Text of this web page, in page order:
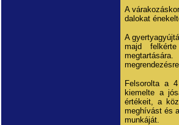
A
dalokat
A
majd
megtartására.
Felsorolta a
kiemelte a
értékeit, a
meghívást és
munkáját.